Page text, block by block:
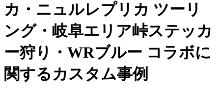
カ・ニュルレプリカ ツーリ
ング・岐阜エリア峠ステッカ
ー狩り・WRブルー コラボに
関するカスタム事例